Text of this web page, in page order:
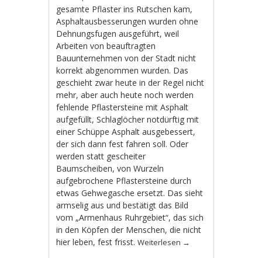
gesamte Pflaster ins Rutschen kam,
Asphaltausbesserungen wurden ohne
Dehnungsfugen ausgeführt, weil
Arbeiten von beauftragten
Bauunternehmen von der Stadt nicht
korrekt abgenommen wurden. Das
geschieht zwar heute in der Regel nicht
mehr, aber auch heute noch werden
fehlende Pflastersteine mit Asphalt
aufgefüllt, Schlaglöcher notdürftig mit
einer Schüppe Asphalt ausgebessert,
der sich dann fest fahren soll. Oder
werden statt gescheiter
Baumscheiben, von Wurzeln
aufgebrochene Pflastersteine durch
etwas Gehwegasche ersetzt. Das sieht
armselig aus und bestätigt das Bild
vom „Armenhaus Ruhrgebiet“, das sich
in den Köpfen der Menschen, die nicht
hier leben, fest frisst.Weiterlesen →